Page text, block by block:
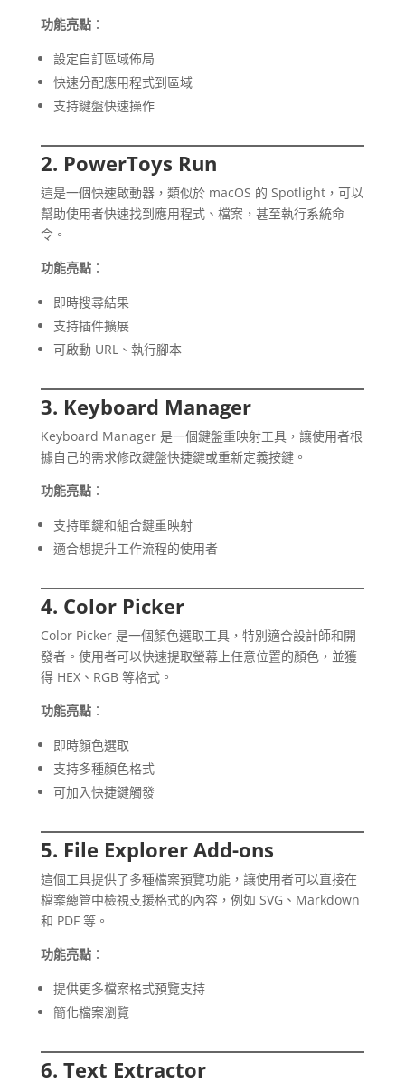
功能亮點：
設定自訂區域佈局
快速分配應用程式到區域
支持鍵盤快速操作
2. PowerToys Run
這是一個快速啟動器，類似於 macOS 的 Spotlight，可以
幫助使用者快速找到應用程式、檔案，甚至執行系統命
令。
功能亮點：
即時搜尋結果
支持插件擴展
可啟動 URL、執行腳本
3. Keyboard Manager
Keyboard Manager 是一個鍵盤重映射工具，讓使用者根
據自己的需求修改鍵盤快捷鍵或重新定義按鍵。
功能亮點：
支持單鍵和組合鍵重映射
適合想提升工作流程的使用者
4. Color Picker
Color Picker 是一個顏色選取工具，特別適合設計師和開
發者。使用者可以快速提取螢幕上任意位置的顏色，並獲
得 HEX、RGB 等格式。
功能亮點：
即時顏色選取
支持多種顏色格式
可加入快捷鍵觸發
5. File Explorer Add-ons
這個工具提供了多種檔案預覽功能，讓使用者可以直接在
檔案總管中檢視支援格式的內容，例如 SVG、Markdown
和 PDF 等。
功能亮點：
提供更多檔案格式預覽支持
簡化檔案瀏覽
6. Text Extractor